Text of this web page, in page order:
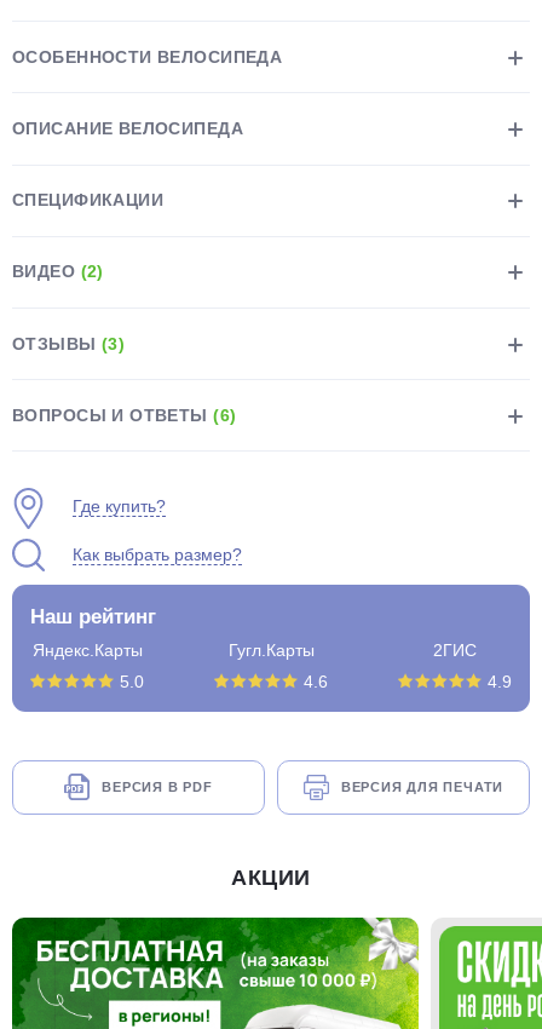
ОСОБЕННОСТИ ВЕЛОСИПЕДА
ОПИСАНИЕ ВЕЛОСИПЕДА
СПЕЦИФИКАЦИИ
ВИДЕО (2)
ОТЗЫВЫ (3)
ВОПРОСЫ И ОТВЕТЫ(6)
Где купить?
Как выбрать размер?
Наш рейтинг
Яндекс.Карты
5.0
Гугл.Карты
4.6
2ГИС
4.9
ВЕРСИЯ В PDF ВЕРСИЯ ДЛЯ ПЕЧАТИ
АКЦИИ